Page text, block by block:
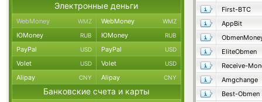
First-BTC
AppBit
EliteObmen
Receive-
Amgchange
Best-Obmen
Электронные деньги
WebMoney WMZ WebMoney WMZ
ЮMoney RUB ЮMoney RUB
PayPal USD PayPal USD
Volet USD Volet USD
Alipay CNY Alipay CNY
Банковские счета и карты